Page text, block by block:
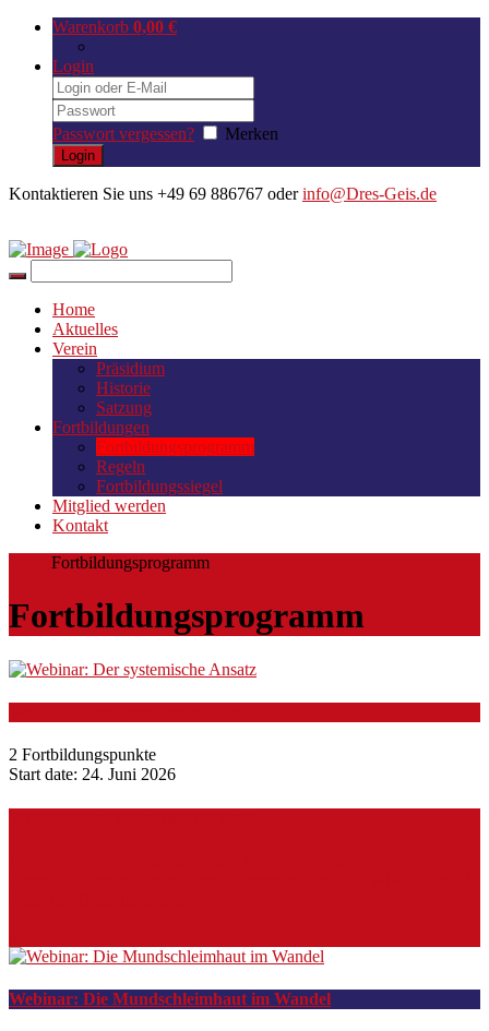
Warenkorb 0,00 €
Login
Passwort vergessen? Merken
Kontaktieren Sie uns +49 69 886767 oderinfo@Dres-Geis.de
Home
Aktuelles
Verein
Präsidium
Historie
Satzung
Fortbildungen
Fortbildungsprogramm
Regeln
Fortbildungssiegel
Mitglied werden
Kontakt
Fortbildungsprogramm
Fortbildungsprogramm
2 Fortbildungspunkte
Start date: 24. Juni 2026
Webinar: Die Mundschleimhaut im Wandel